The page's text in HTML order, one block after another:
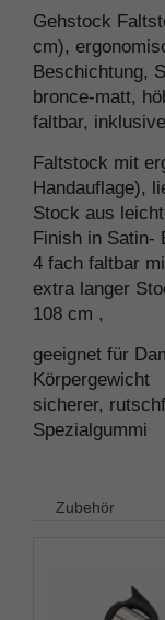
Gehstock
cm),
Beschichtung,
bronce-matt,
faltbar,
Faltstock mit
Handauflage),
Stock aus
Finish in Satin-
4 fach faltbar
extra langer
108 cm ,
geeignet für
Körpergewicht
sicherer,
Spezialgummi
Zubehör